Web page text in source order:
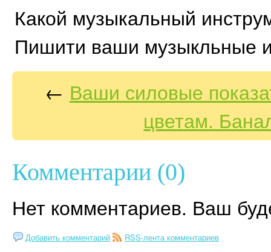
Какой музыкальный
Пишити ваши музыкльные
← Ваши силовые
цветам.
Комментарии (0)
Нет комментариев. Ваш
Добавить комментарий RSS-лента комментариев